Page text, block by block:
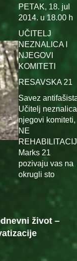
PETAK, 18. jul
2014. u 18.00 h
UČITELJ
NEZNALICA I
NJEGOVI
KOMITETI
RESAVSKA 21
Savez
Učitelj
njegovi komiteti,
NE
Marks 21
pozivaju vas na
okrugli sto
život –